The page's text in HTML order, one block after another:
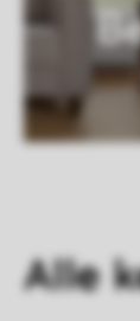
Alle